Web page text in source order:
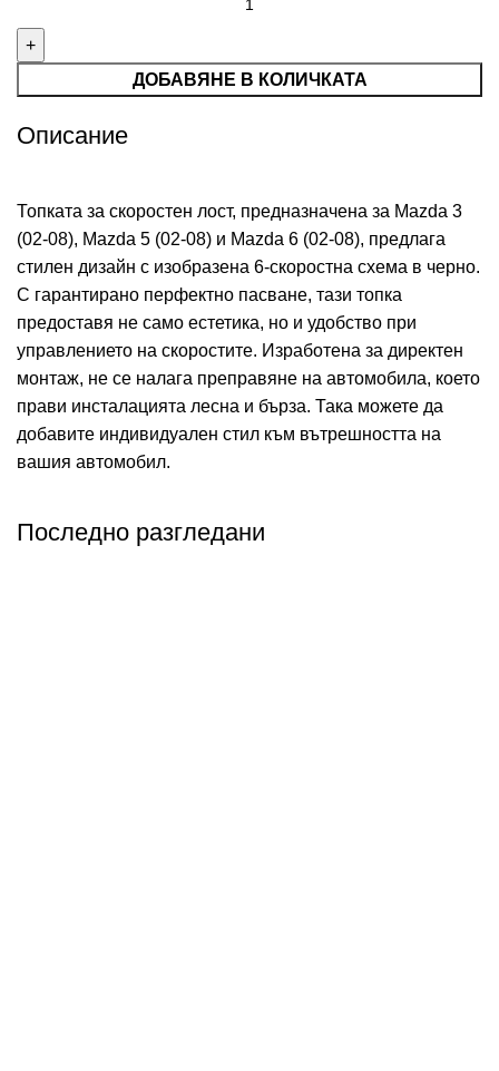
ДОБАВЯНЕ В КОЛИЧКАТА
Описание
Топката за скоростен лост, предназначена за Mazda 3
(02-08), Mazda 5 (02-08) и Mazda 6 (02-08), предлага
стилен дизайн с изобразена 6-скоростна схема в черно.
С гарантирано перфектно пасване, тази топка
предоставя не само естетика, но и удобство при
управлението на скоростите. Изработена за директен
монтаж, не се налага преправяне на автомобила, което
прави инсталацията лесна и бърза. Така можете да
добавите индивидуален стил към вътрешността на
вашия автомобил.
Последно разгледани